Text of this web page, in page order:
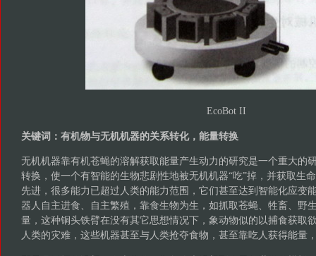
EcoBot II
关键词：有机物与无机机器的关系转化，能量转换
无机机器靠有机苍蝇的溶解获取能量产生动力的研究是一个重大的
转换，使一个有智能的生物悲剧性地被无机机器“吃”掉，并获取生
先进，很多能力已超过人类的能力范围，它们甚至达到智能化应变
器人自主进食、自主繁殖，靠食生物为生，如抓取苍蝇、牲畜、野
量，这种铜头铁臂在没有其它思想情况下，象动物似的以捕食获取
人类的灾难，这些机器甚至与人类抢夺食物，甚至靠吃人获得能量